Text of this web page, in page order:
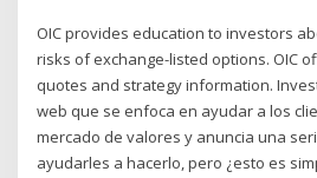
OIC provides education to investors
risks of exchange-listed options. OIC
quotes and strategy information.
web que se enfoca en ayudar a los
mercado de valores y anuncia una
ayudarles a hacerlo, pero ¿esto es